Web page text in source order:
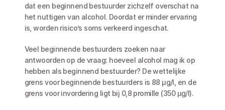
dat een beginnend bestuurder zichzelf overschat na
het nuttigen van alcohol. Doordat er minder ervaring
is, worden risico’s soms verkeerd ingeschat.
Veel beginnende bestuurders zoeken naar
antwoorden op de vraag: hoeveel alcohol mag ik op
hebben als beginnend bestuurder? De wettelijke
grens voor beginnende bestuurders is 88 µg/l, en de
grens voor invordering ligt bij 0,8 promille (350 µg/l).